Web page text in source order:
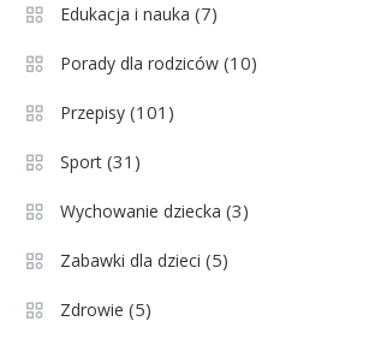
La Liga rankingi: Tabela,
statystyki i klasyfikacja
Edukacja i nauka (7)
Porady dla rodziców (10)
Przepisy (101)
Sport (31)
Wychowanie dziecka (3)
Zabawki dla dzieci (5)
Zdrowie (5)